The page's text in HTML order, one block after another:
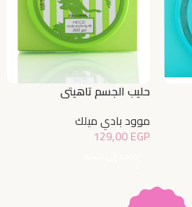
حليب الجسم تاهيتي
موود بادي ميلك
129,00EGP